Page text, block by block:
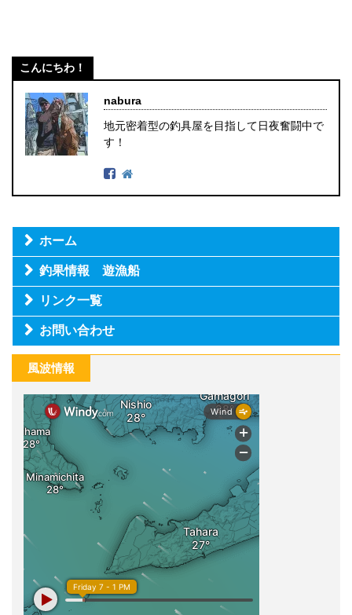
こんにちわ！
nabura
地元密着型の釣具屋を目指して日夜奮闘中で
す！
ホーム
釣果情報 遊漁船
リンク一覧
お問い合わせ
風波情報